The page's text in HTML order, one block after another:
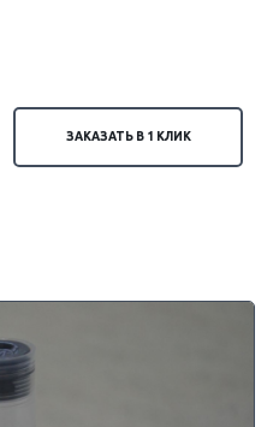
ЗАКАЗАТЬ В 1 КЛИК